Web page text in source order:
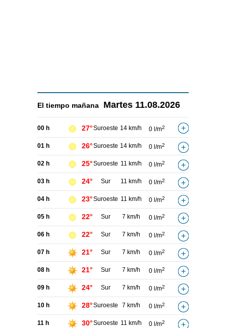
El tiempo mañana Martes 11.08.2026
00 h 27°Suroeste 14 km/h 0 l/m2
01 h 26°Suroeste 14 km/h 0 l/m2
02 h 25°Suroeste 11 km/h 0 l/m2
03 h 24° Sur 11 km/h 0 l/m2
04 h 23°Suroeste 11 km/h 0 l/m2
05 h 22° Sur 7 km/h 0 l/m2
06 h 22° Sur 7 km/h 0 l/m2
07 h 21° Sur 7 km/h 0 l/m2
08 h 21° Sur 7 km/h 0 l/m2
09 h 24° Sur 7 km/h 0 l/m2
10 h 28°Suroeste 7 km/h 0 l/m2
11 h 30°Suroeste 11 km/h 0 l/m2